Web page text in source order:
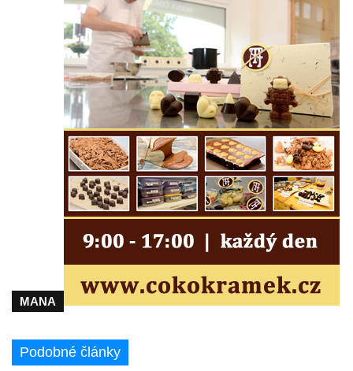
Kříž pod domem čp. 177 na Vlčí Hoře
Centrální kříž hřbitova Vlčí Hora
Kříž u domu čp. 128 na Vlčí Hoře
Kříž u domu čp. 79 v ulici Salmovská ve
Velkém Šenově
Kříž naproti domu čp. 23 v ulici Salmovská
ve Velkém Šenově
Kříž u kostela svatého Jana Křtitele v
Teplicích
Údajný kříž u silnice č. 15 západně od
Želkovic pod horou Libeš
Kříž u silnice č. 15 západně od Želkovic
Kříž u silnice č. 15 jižně od Šepetel
Kříž západně od domu čp. 85 v ulici Na
Kříž na rozcestí naproti domu čp. 714 v
MANA
Podobné články